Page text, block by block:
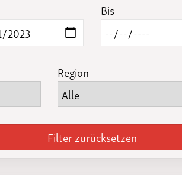
LSB-
Schutzkonzeptgenerator
Bis
Region
Filter zurücksetzen